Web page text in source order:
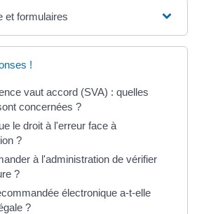
et formulaires
!
vaut accord (SVA) : quelles
concernées ?
le droit à l'erreur face à
?
à l'administration de vérifier
?
électronique a-t-elle
?